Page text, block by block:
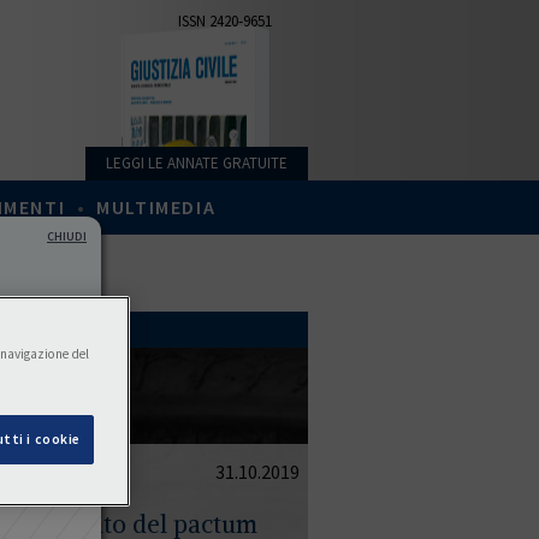
CHIUDI
ISSN 2420-9651
LEGGI LE ANNATE GRATUITE
• MULTIMEDIA
31.10.2019
del pactum
del
i cookie